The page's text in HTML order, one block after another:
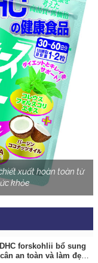
xuất hoàn toàn từ
khỏe
forskohlii bổ sung
an toàn và làm đẹp